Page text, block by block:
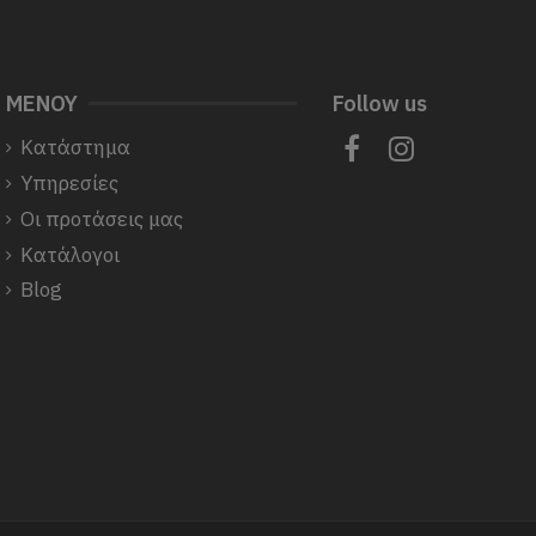
ΜΕΝΟΥ
Κατάστημα
Υπηρεσίες
Οι προτάσεις μας
Κατάλογοι
Blog
Follow us